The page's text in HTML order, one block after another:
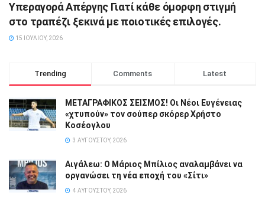
Υπεραγορά Απέργης Γιατί κάθε όμορφη στιγμή
στο τραπέζι ξεκινά με ποιοτικές επιλογές.
15 ΙΟΥΛΊΟΥ, 2026
Trending Comments Latest
ΜΕΤΑΓΡΑΦΙΚΟΣ ΣΕΙΣΜΟΣ! Οι Νέοι Ευγένειας
«χτυπούν» τον σούπερ σκόρερ Χρήστο
Κοσέογλου
3 ΑΥΓΟΎΣΤΟΥ, 2026
Αιγάλεω: Ο Μάριος Μπίλιος αναλαμβάνει να
οργανώσει τη νέα εποχή του «Σίτι»
4 ΑΥΓΟΎΣΤΟΥ, 2026